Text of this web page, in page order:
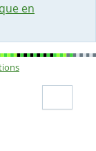
en